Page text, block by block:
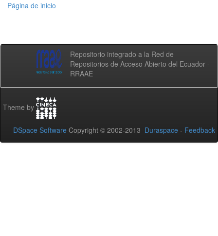
Página de inicio
Repositorio integrado a la Red de
Repositorios de Acceso Abierto del Ecuador -
RRAAE
Theme by
DSpace Software Copyright © 2002-2013 Duraspace - Feedback